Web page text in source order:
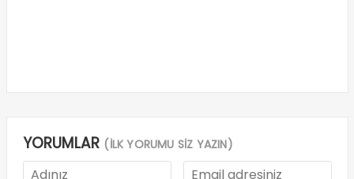
YORUMLAR (İLK YORUMU SİZ YAZIN)